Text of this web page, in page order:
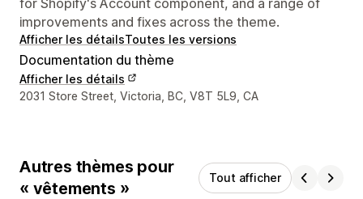
improvements and fixes across the theme.
Afficher les détailsToutes les versions
Documentation du thème
Afficher les détails
Coordonnées du concepteur
2031 Store Street, Victoria, BC, V8T 5L9, CA
Autres thèmes pour
« vêtements »
Tout afficher